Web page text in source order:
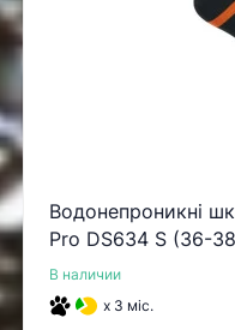
Водонепроникні
Pro DS634 S (36-
В наличии
x 3 міс.